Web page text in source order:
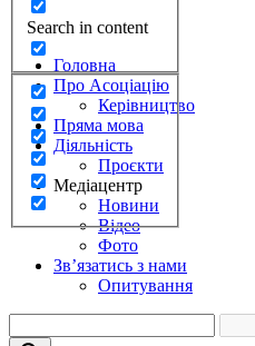
Search in content
Головна
Про Асоціацію
Керівництво
Пряма мова
Діяльність
Проєкти
Медіацентр
Новини
Відео
Фото
Зв’язатись з нами
Опитування